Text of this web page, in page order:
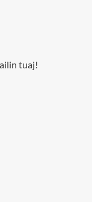
tuaj!